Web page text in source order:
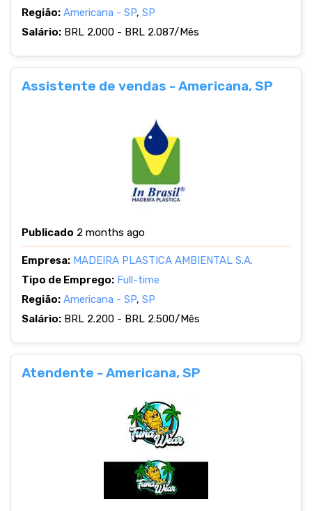
Região: Americana - SP, SP
Salário: BRL 2.000 - BRL 2.087/Mês
Assistente de vendas - Americana, SP
Publicado 2 months ago
Empresa: MADEIRA PLASTICA AMBIENTAL S.A.
Tipo de Emprego: Full-time
Região: Americana - SP, SP
Salário: BRL 2.200 - BRL 2.500/Mês
Atendente - Americana, SP